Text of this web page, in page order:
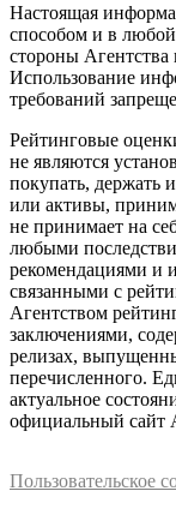
Настоящая
способом и в любой
стороны
Использование
требований
Рейтинговые
не являются
покупать, держать
или активы,
не принимает на
любыми
рекомендациями и
связанными с
Агентством
заключениями,
релизах,
перечисленного.
актуальное
официальный сайт
Пользовательское